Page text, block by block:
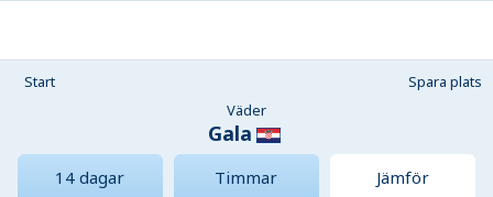
Start
Spara plats
Väder
Gala
14 dagar Timmar Jämför